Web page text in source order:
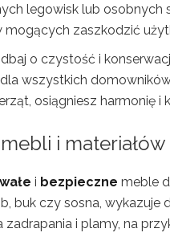
legowisk lub osobnych
mogących zaszkodzić
dbaj o czystość i
wszystkich
osiągniesz harmonię
i
i bezpieczne meble
buk czy sosna, wykazuje
zadrapania i plamy, na